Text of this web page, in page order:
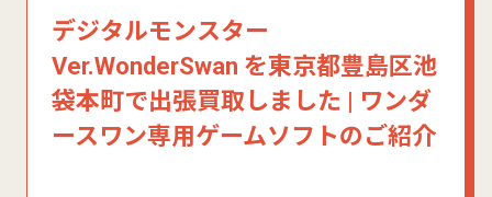
デジタルモンスター
Ver.WonderSwan を東京都豊島区池
袋本町で出張買取しました | ワンダ
ースワン専用ゲームソフトのご紹介